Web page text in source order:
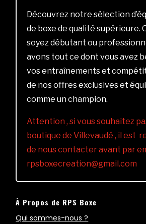
Découvrez notre sélection
de boxe de qualité supérieure.
soyez débutant ou
avons tout ce dont vous avez
vos entraînements et
de nos offres exclusives et
comme un champion.
Attention , si vous souhaitez
boutique de Villevaudé , il est
de nous contacter avant par
rpsboxecreation@gmail.com
À Propos de RPS Boxe
Qui sommes-nous ?